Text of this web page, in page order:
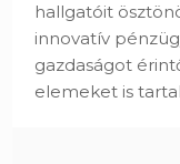
hallgatóit
innovatív
gazdaságot
elemeket is